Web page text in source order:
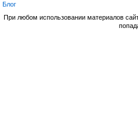
Блог
При любом использовании материалов